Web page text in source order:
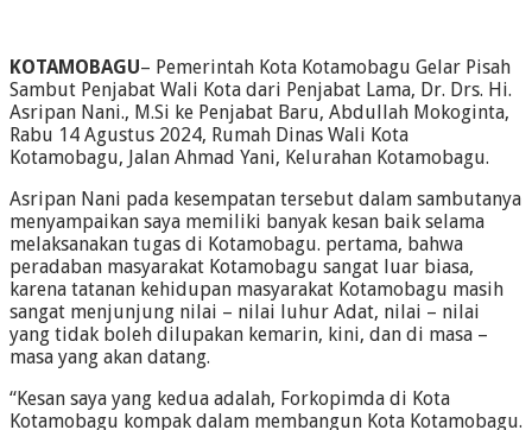
KOTAMOBAGU– Pemerintah Kota Kotamobagu Gelar Pisah
Sambut Penjabat Wali Kota dari Penjabat Lama, Dr. Drs. Hi.
Asripan Nani., M.Si ke Penjabat Baru, Abdullah Mokoginta,
Rabu 14 Agustus 2024, Rumah Dinas Wali Kota
Kotamobagu, Jalan Ahmad Yani, Kelurahan Kotamobagu.
Asripan Nani pada kesempatan tersebut dalam sambutanya
menyampaikan saya memiliki banyak kesan baik selama
melaksanakan tugas di Kotamobagu. pertama, bahwa
peradaban masyarakat Kotamobagu sangat luar biasa,
karena tatanan kehidupan masyarakat Kotamobagu masih
sangat menjunjung nilai – nilai luhur Adat, nilai – nilai
yang tidak boleh dilupakan kemarin, kini, dan di masa –
masa yang akan datang.
“Kesan saya yang kedua adalah, Forkopimda di Kota
Kotamobagu kompak dalam membangun Kota Kotamobagu.